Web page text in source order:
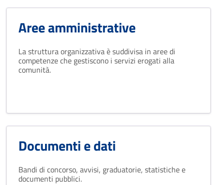
Aree amministrative
La struttura organizzativa è suddivisa in aree di
competenze che gestiscono i servizi erogati alla
comunità.
Documenti e dati
Bandi di concorso, avvisi, graduatorie, statistiche e
documenti pubblici.